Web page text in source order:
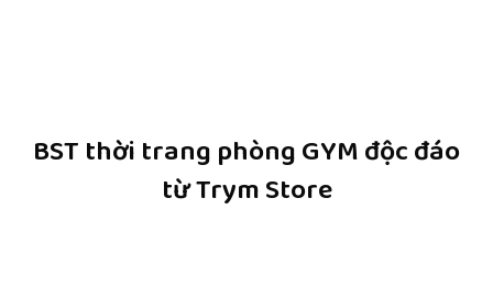
BST thời trang phòng GYM độc đáo
từ Trym Store